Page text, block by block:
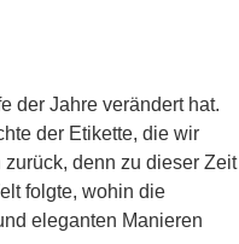
der Jahre verändert hat.
der Etikette, die wir
denn zu dieser Zeit
folgte, wohin die
eleganten Manieren